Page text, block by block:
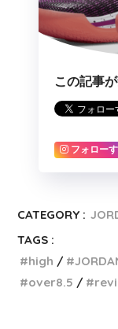
この記事
フォロー
CATEGORY :
TAGS :
high
over8.5